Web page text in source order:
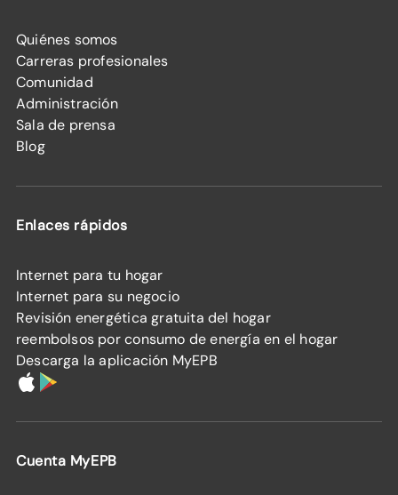
Quiénes somos
Carreras profesionales
Comunidad
Administración
Sala de prensa
Blog
Enlaces rápidos
Internet para tu hogar
Internet para su negocio
Revisión energética gratuita del hogar
reembolsos por consumo de energía en el hogar
Descarga la aplicación MyEPB
Cuenta MyEPB